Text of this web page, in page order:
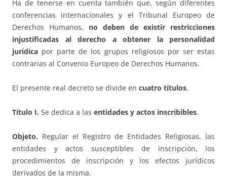
Ha de tenerse en cuenta también que, según diferentes
conferencias internacionales y el Tribunal Europeo de
Derechos Humanos, no deben de existir restricciones
injustificadas al derecho a obtener la personalidad
jurídica por parte de los grupos religiosos por ser estas
contrarias al Convenio Europeo de Derechos Humanos.
El presente real decreto se divide en cuatro títulos.
Título I. Se dedica a las entidades y actos inscribibles.
Objeto. Regular el Registro de Entidades Religiosas, las
entidades y actos susceptibles de inscripción, los
procedimientos de inscripción y los efectos jurídicos
derivados de la misma.